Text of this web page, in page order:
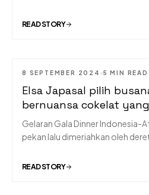
kami dapat dari rekan sesama
READ STORY
MUSIC
8 SEPTEMBER 2024 5 MIN READ
Elsa Japasal pilih
bernuansa cokelat
Menyanyikan lagu Mau
Gelaran Gala Dinner Indonesia-
pekan lalu dimeriahkan oleh
sebagai penyanyi di hadapan
READ STORY